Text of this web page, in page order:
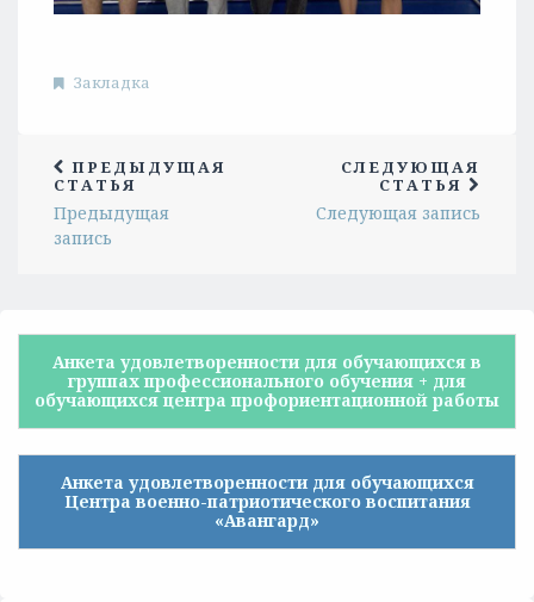
Закладка
ПРЕДЫДУЩАЯ
СТАТЬЯ
Предыдущая
запись
СЛЕДУЮЩАЯ
СТАТЬЯ
Следующая запись
Анкета удовлетворенности для обучающихся в
группах профессионального обучения + для
обучающихся центра профориентационной работы
Анкета удовлетворенности для обучающихся
Центра военно-патриотического воспитания
«Авангард»